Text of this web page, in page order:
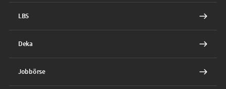
LBS
Deka
Jobbörse